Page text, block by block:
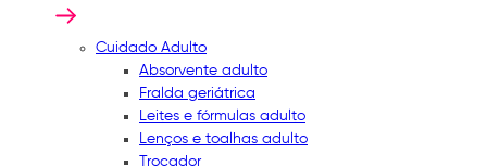
Cuidado Adulto
Absorvente adulto
Fralda geriátrica
Leites e fórmulas adulto
Lenços e toalhas adulto
Trocador